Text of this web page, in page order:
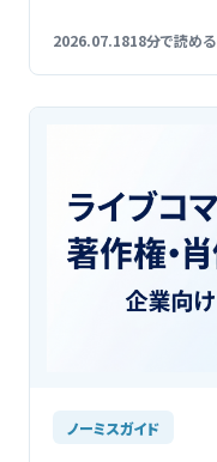
2026.07.1818分で読める
ノーミスガイド